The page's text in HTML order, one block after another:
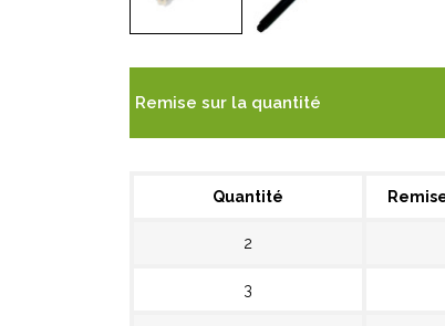
Remise sur la quantité
Quantité
2
3